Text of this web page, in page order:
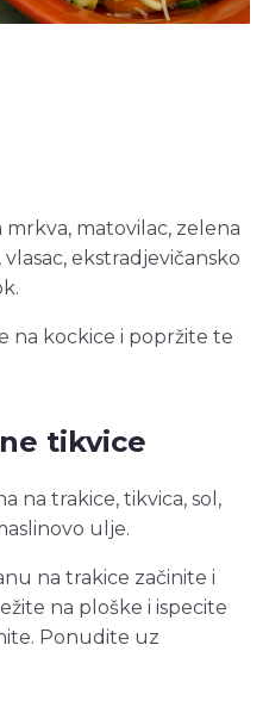
mrkva, matovilac, zelena
vlasac, ekstradjevičansko
na kockice i popržite te
tikvice
na trakice, tikvica, sol,
ulje.
na trakice začinite i
na ploške i ispecite
Ponudite uz